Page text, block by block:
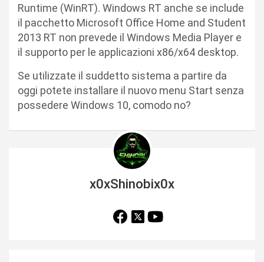
Runtime (WinRT). Windows RT anche se include
il pacchetto Microsoft Office Home and Student
2013 RT non prevede il Windows Media Player e
il supporto per le applicazioni x86/x64 desktop.
Se utilizzate il suddetto sistema a partire da
oggi potete installare il nuovo menu Start senza
possedere Windows 10, comodo no?
x0xShinobix0x